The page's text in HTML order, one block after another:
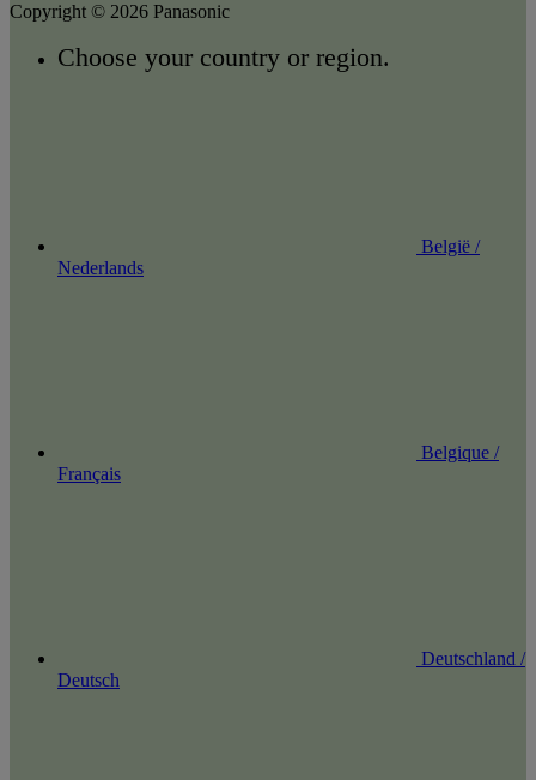
Copyright © 2026 Panasonic
Choose your country or region.
België /
Nederlands
Belgique /
Français
Deutschland /
Deutsch